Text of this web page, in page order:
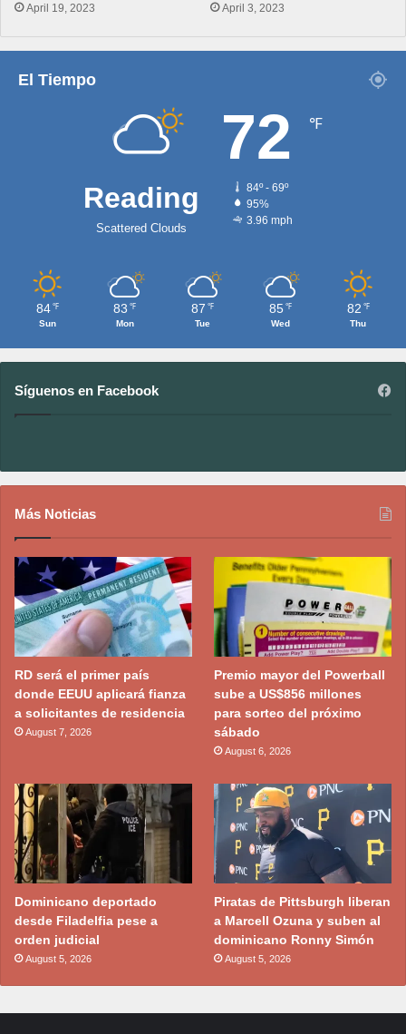
April 19, 2023 April 3, 2023
El Tiempo
Reading
Scattered Clouds
72 ℉
84º - 69º
95%
3.96 mph
84 ℉
Sun
83 ℉
Mon
87 ℉
Tue
85 ℉
Wed
82 ℉
Thu
Síguenos en Facebook
Más Noticias
RD será el primer país
donde EEUU aplicará fianza
a solicitantes de residencia
August 7, 2026
Premio mayor del Powerball
sube a US$856 millones
para sorteo del próximo
sábado
August 6, 2026
Dominicano deportado
desde Filadelfia pese a
orden judicial
August 5, 2026
Piratas de Pittsburgh liberan
a Marcell Ozuna y suben al
dominicano Ronny Simón
August 5, 2026